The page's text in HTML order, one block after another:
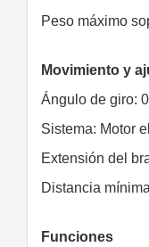
Peso máximo
Movimiento y
Ángulo de giro:
Sistema: Motor
Extensión del
Distancia
Funciones